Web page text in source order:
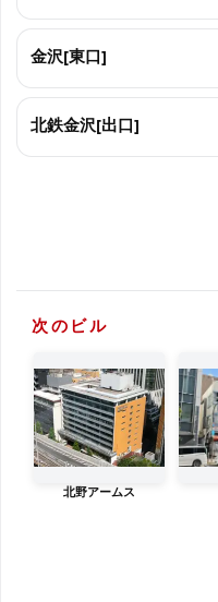
金沢[東口]
北鉄金沢[出口]
次のビル
北野アームス